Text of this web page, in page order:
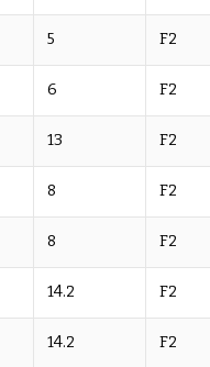
5 F2
6 F2
13 F2
8 F2
8 F2
14.2 F2
14.2 F2